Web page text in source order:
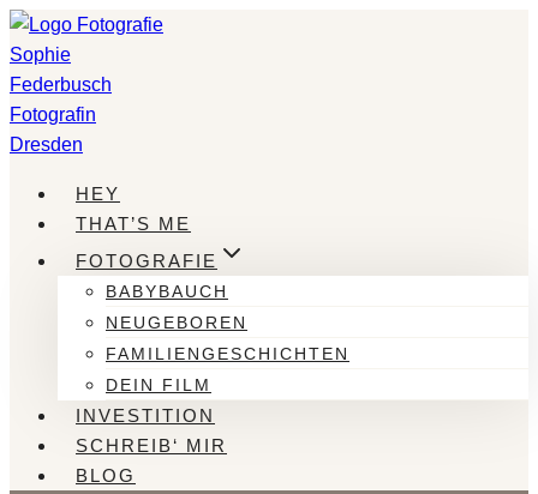
Zum
Inhalt
springen
HEY
THAT’S ME
FOTOGRAFIE
BABYBAUCH
NEUGEBOREN
FAMILIENGESCHICHTEN
DEIN FILM
INVESTITION
SCHREIB‘ MIR
BLOG